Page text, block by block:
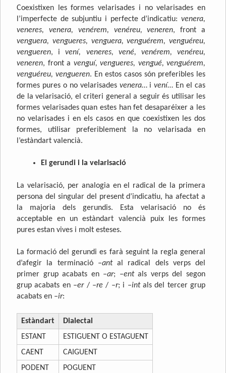
Coexistixen les formes velarisades i no velarisades en
l’imperfecte de subjuntiu i perfecte d’indicatiu: venera,
veneres, venera, venérem, venéreu, veneren, front a
venguera, vengueres, venguera, venguérem, venguéreu,
vengueren, ivení, veneres, vené, venérem, venéreu,
veneren, front a venguí, vengueres, vengué, venguérem,
venguéreu, vengueren. En estos casos són preferibles les
formes pures o no velarisades venera… ivení… En el cas
de la velarisació, el criteri general a seguir és utilisar les
formes velarisades quan estes han fet desaparéixer a les
no velarisades i en els casos en que coexistixen les dos
formes, utilisar preferiblement la no velarisada en
l’estàndart valencià.
El gerundi i la velarisació
La velarisació, per analogia en el radical de la primera
persona del singular del present d’indicatiu, ha afectat a
la majoria dels gerundis. Esta velarisació no és
acceptable en un estàndart valencià puix les formes
pures estan vives i molt esteses.
La formació del gerundi es farà seguint la regla general
d’afegir la terminació –antal radical dels verps del
primer grup acabats en –ar; –entals verps del segon
grup acabats en –er/ –re/ –r; i –intals del tercer grup
acabats en –ir:
Estàndart
Dialectal
ESTANT
ESTIGUENT O ESTAGUENT
CAENT
CAIGUENT
PODENT
POGUENT